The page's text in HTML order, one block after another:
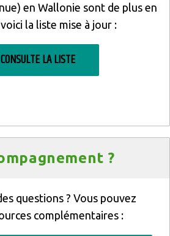
en Wallonie sont de plus en
la liste mise à jour :
LA LISTE
?
questions ? Vous pouvez
complémentaires :